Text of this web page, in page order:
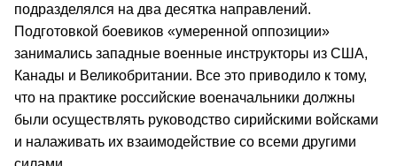
подразделялся на два десятка направлений.
Подготовкой боевиков «умеренной оппозиции»
занимались западные военные инструкторы из США,
Канады и Великобритании. Все это приводило к тому,
что на практике российские военачальники должны
были осуществлять руководство сирийскими войсками
и налаживать их взаимодействие со всеми другими